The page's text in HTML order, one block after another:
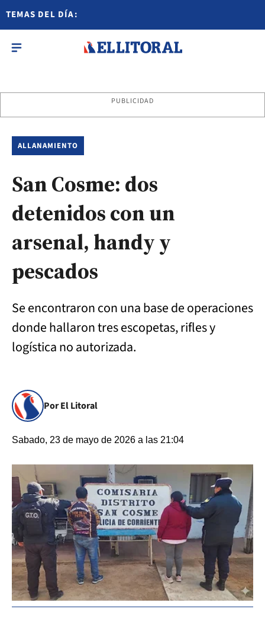
TEMAS DEL DÍA:
PUBLICIDAD
ALLANAMIENTO
San Cosme: dos
detenidos con un
arsenal, handy y
pescados
Se encontraron con una base de operaciones
donde hallaron tres escopetas, rifles y
logística no autorizada.
Por El Litoral
Sabado, 23 de mayo de 2026 a las 21:04